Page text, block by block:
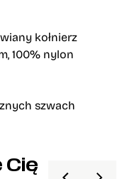
kołnierz
100% nylon
szwach
Cię